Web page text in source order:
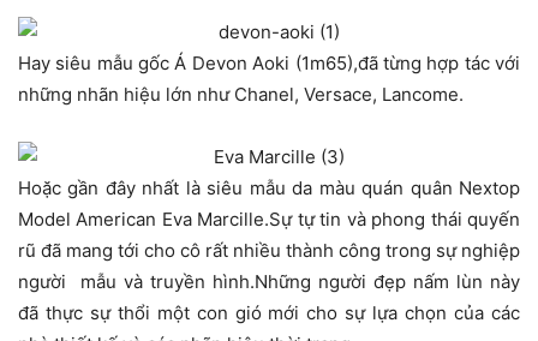
Hay siêu mẫu gốc Á Devon Aoki (1m65),đã từng hợp tác với
những nhãn hiệu lớn như Chanel, Versace, Lancome.
Hoặc gần đây nhất là siêu mẫu da màu quán quân Nextop
Model American Eva Marcille.Sự tự tin và phong thái quyến
rũ đã mang tới cho cô rất nhiều thành công trong sự nghiệp
người mẫu và truyền hình.Những người đẹp nấm lùn này
đã thực sự thổi một con gió mới cho sự lựa chọn của các